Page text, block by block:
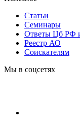
Статьи
Cеминары
Ответы Цб
Реестр АО
Соискателям
Мы в соцсетях